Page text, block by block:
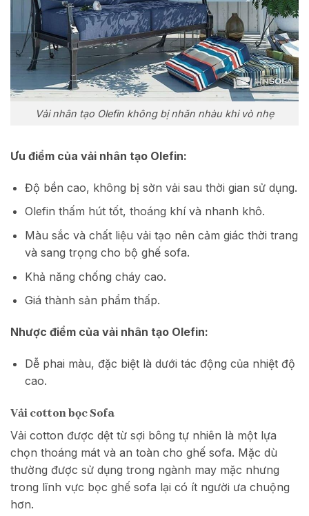
Vải nhân tạo Olefin không bị nhăn nhàu khi vò nhẹ
Ưu điểm của vải nhân tạo Olefin:
Độ bền cao, không bị sờn vải sau thời gian sử dụng.
Olefin thấm hút tốt, thoáng khí và nhanh khô.
Màu sắc và chất liệu vải tạo nên cảm giác thời trang
và sang trọng cho bộ ghế sofa.
Khả năng chống cháy cao.
Giá thành sản phẩm thấp.
Nhược điểm của vải nhân tạo Olefin:
Dễ phai màu, đặc biệt là dưới tác động của nhiệt độ
cao.
Vải cotton bọc Sofa
Vải cotton được dệt từ sợi bông tự nhiên là một lựa
chọn thoáng mát và an toàn cho ghế sofa. Mặc dù
thường được sử dụng trong ngành may mặc nhưng
trong lĩnh vực bọc ghế sofa lại có ít người ưa chuộng
hơn.